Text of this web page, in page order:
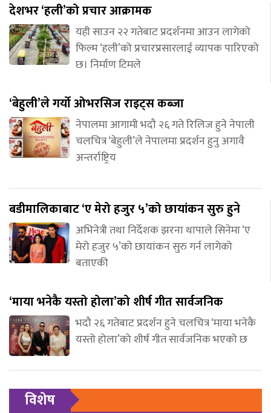
देशभर ‘हली’को प्रचार आक्रामक
यही साउन २२ गतेबाट प्रदर्शनमा आउन लागेको
फिल्म ‘हली’को प्रचारप्रसारलाई व्यापक पारिएको
छ। निर्माण टिमले
‘बेहुली’ले गर्यो ओभरसिज राइट्स कब्जा
नेपालमा आगामी भदौ २६ गते रिलिज हुने नेपाली
चलचित्र ‘बेहुली’ले नेपालमा प्रदर्शन हुनु अगावै
अन्तर्राष्ट्रिय
बडीमालिकाबाट ‘ए मेरो हजुर ५’को छायांकन सुरु हुने
अभिनेत्री तथा निर्देशक झरना थापाले सिनेमा ‘ए
मेरो हजुर ५’को छायांकन सुरु गर्न लागेको
बताएकी
‘माया भनेकै यस्तो होला’को शीर्ष गीत सार्वजनिक
भदौ २६ गतेबाट प्रदर्शन हुने चलचित्र ‘माया भनेकै
यस्तो होला’को शीर्ष गीत सार्वजनिक भएको छ
विशेष